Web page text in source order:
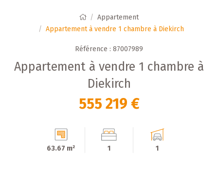
Appartement
Appartement à vendre 1 chambre à Diekirch
Référence : 87007989
Appartement à vendre 1 chambre à
Diekirch
555 219 €
63.67 m² 1 1